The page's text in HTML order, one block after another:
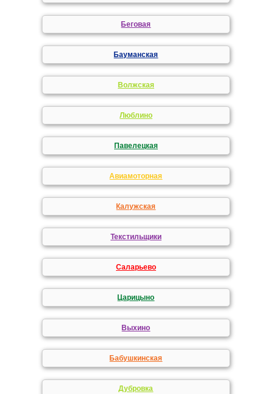
Беговая
Бауманская
Волжская
Люблино
Павелецкая
Авиамоторная
Калужская
Текстильщики
Саларьево
Царицыно
Выхино
Бабушкинская
Дубровка